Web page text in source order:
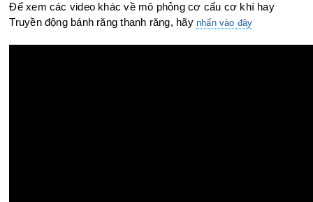
Để xem các video khác về mô phỏng cơ cấu cơ khí hay
Truyền động bánh răng thanh răng, hãy nhấn vào đây